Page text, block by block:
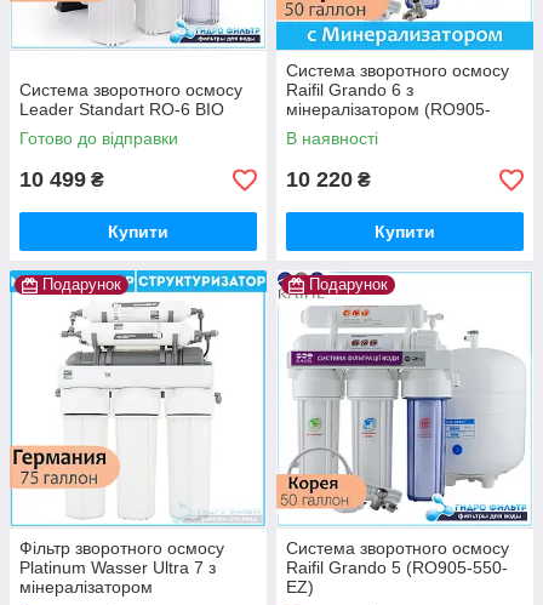
Система зворотного осмосу
Leader Standart RO-6 BIO
Готово до відправки
10 499 ₴
Купити
Система зворотного осмосу
Raifil Grando 6 з
мінералізатором (RO905-
650-EZ)
В наявності
10 220 ₴
Купити
Подарунок
Фільтр зворотного осмосу
Platinum Wasser Ultra 7 з
мінералізатором
Подарунок
Система зворотного осмосу
Raifil Grando 5 (RO905-550-
EZ)